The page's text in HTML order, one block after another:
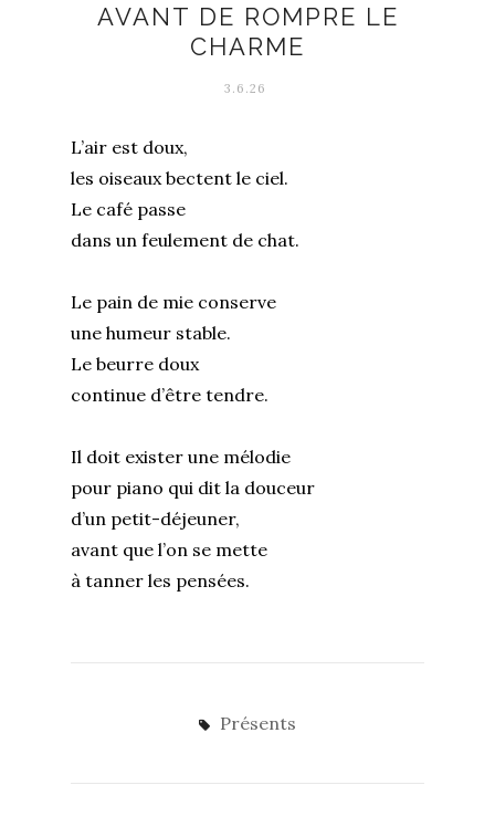
AVANT DE ROMPRE LE
CHARME
3.6.26
L’air est doux,
les oiseaux bectent le ciel.
Le café passe
dans un feulement de chat.
Le pain de mie conserve
une humeur stable.
Le beurre doux
continue d’être tendre.
Il doit exister une mélodie
pour piano qui dit la douceur
d’un petit-déjeuner,
avant que l’on se mette
à tanner les pensées.
Présents